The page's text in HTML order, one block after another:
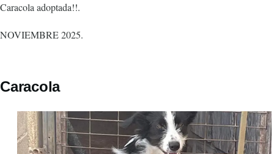
Caracola adoptada!!.
NOVIEMBRE 2025.
Caracola